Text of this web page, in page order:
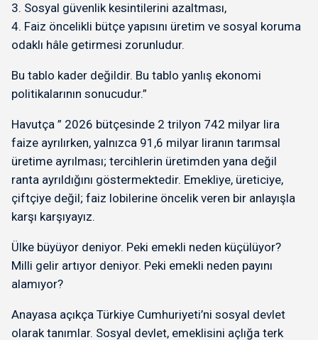
3. Sosyal güvenlik kesintilerini azaltması,
4. Faiz öncelikli bütçe yapısını üretim ve sosyal koruma
odaklı hâle getirmesi zorunludur.
Bu tablo kader değildir. Bu tablo yanlış ekonomi
politikalarının sonucudur.”
Havutça ” 2026 bütçesinde 2 trilyon 742 milyar lira
faize ayrılırken, yalnızca 91,6 milyar liranın tarımsal
üretime ayrılması; tercihlerin üretimden yana değil
ranta ayrıldığını göstermektedir. Emekliye, üreticiye,
çiftçiye değil; faiz lobilerine öncelik veren bir anlayışla
karşı karşıyayız.
Ülke büyüyor deniyor. Peki emekli neden küçülüyor?
Milli gelir artıyor deniyor. Peki emekli neden payını
alamıyor?
Anayasa açıkça Türkiye Cumhuriyeti’ni sosyal devlet
olarak tanımlar. Sosyal devlet, emeklisini açlığa terk